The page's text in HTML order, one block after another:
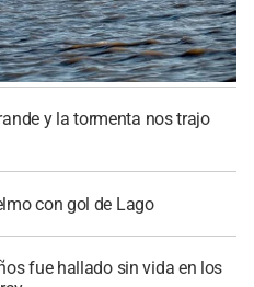
y la tormenta nos trajo
con gol de Lago
fue hallado sin vida en los